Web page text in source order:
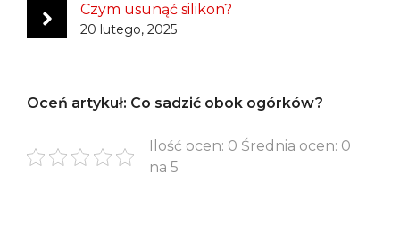
Czym usunąć silikon?
20 lutego, 2025
Oceń artykuł: Co sadzić obok ogórków?
Ilość ocen: 0 Średnia ocen: 0
na 5